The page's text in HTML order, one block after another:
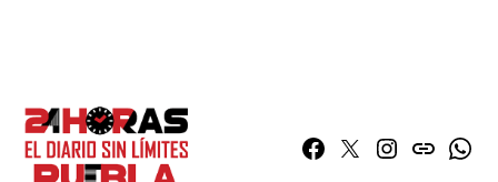
Facebook
TwitterInstagram
issuu